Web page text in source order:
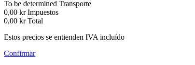
To be determined Transporte
0,00 kr Impuestos
0,00 kr Total
Estos precios se entienden IVA incluído
Confirmar